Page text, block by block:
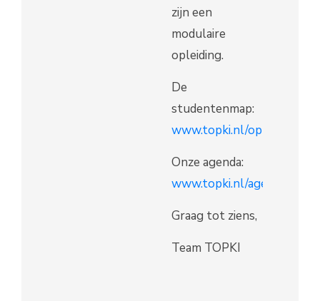
zijn een
modulaire
opleiding.
De
studentenmap:
www.topki.nl/opleiding
Onze agenda:
www.topki.nl/agenda
Graag tot ziens,
Team TOPKI